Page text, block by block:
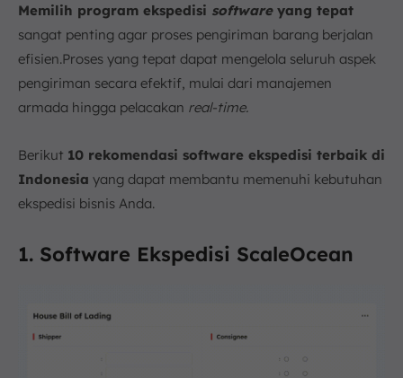
Memilih program ekspedisi softwareyang tepat
sangat penting agar proses pengiriman barang berjalan
efisien.Proses yang tepat dapat mengelola seluruh aspek
pengiriman secara efektif, mulai dari manajemen
armada hingga pelacakan real-time.
Berikut 10 rekomendasi software ekspedisi terbaik di
Indonesia yang dapat membantu memenuhi kebutuhan
ekspedisi bisnis Anda.
1. Software Ekspedisi ScaleOcean